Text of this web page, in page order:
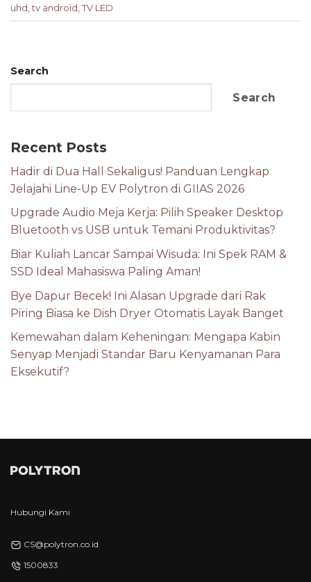
uhd tv android TV LED
Search
Search
Recent Posts
Hadir di Dua Hall Sekaligus! Panduan Lengkap
Jelajahi Line-Up EV Polytron di GIIAS 2026
Upgrade Audio Meja Kerja: Pilih Speaker Desktop
Bluetooth vs USB untuk Temani Produktivitas?
Biar Kuliah Lancar Sampai Wisuda: Ini Spek RAM &
SSD Ideal Mahasiswa Paling Aman!
Bye Dapur Becek! Ini Alasan Upgrade dari Rak
Piring Biasa ke Dish Dryer Otomatis Layak Banget
Kemewahan dalam Keheningan: Mengapa Kabin
Senyap Menjadi Standar Baru Kenyamanan Para
Eksekutif?
Hubungi Kami
CS@polytron.co.id
1500833